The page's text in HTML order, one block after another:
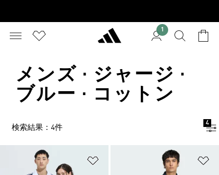
1
メンズ · ジャージ ·
ブルー · コットン
検索結果：4件
4
ほしいものリストに追加